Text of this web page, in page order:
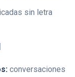
sin letra
conversaciones